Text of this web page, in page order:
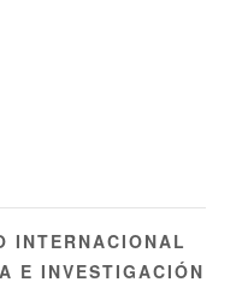
INTERNACIONAL
E INVESTIGACIÓN